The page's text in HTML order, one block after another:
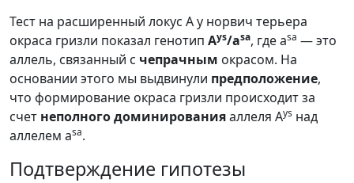
Тест на расширенный локус A у норвич терьера
окраса гризли показал генотип Ays/asa, где asa — это
аллель, связанный с чепрачным окрасом. На
основании этого мы выдвинули предположение,
что формирование окраса гризли происходит за
счет неполного доминированияаллеля Ays над
аллелем asa.
Подтверждение гипотезы